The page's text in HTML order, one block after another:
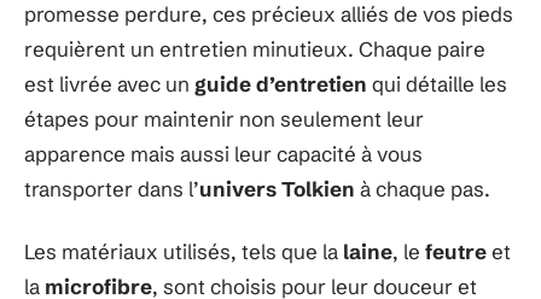
promesse perdure, ces précieux alliés de vos pieds
requièrent un entretien minutieux. Chaque paire
est livrée avec un guide d’entretien qui détaille les
étapes pour maintenir non seulement leur
apparence mais aussi leur capacité à vous
transporter dans l’univers Tolkien à chaque pas.
Les matériaux utilisés, tels que la laine, le feutreet
la microfibre, sont choisis pour leur douceur et